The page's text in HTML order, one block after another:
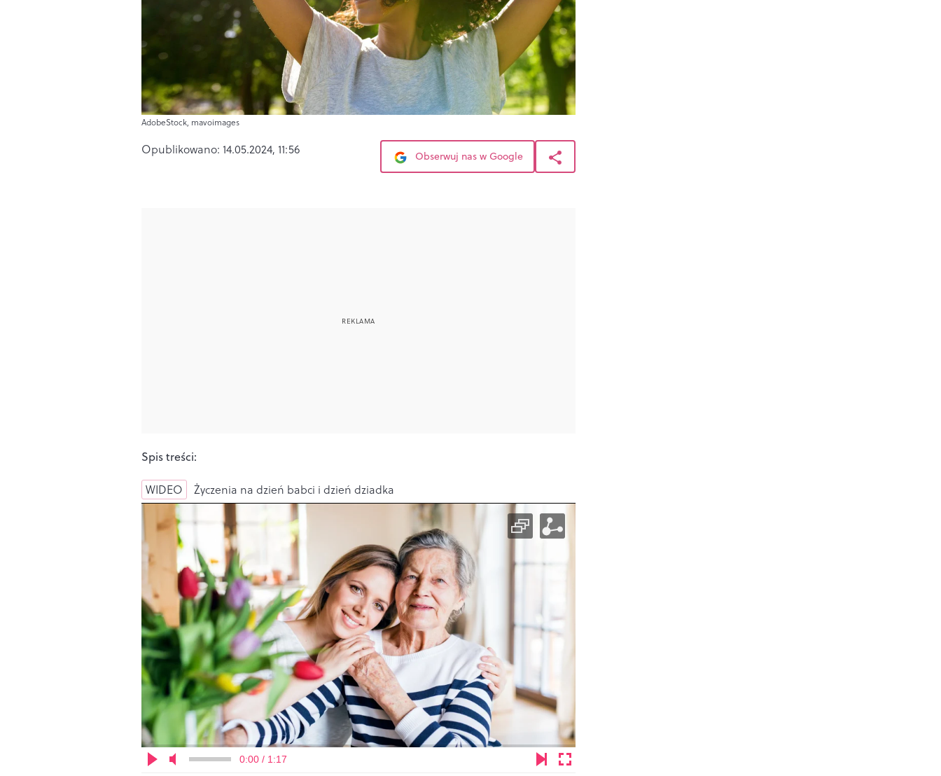
AdobeStock, mavoimages
Opublikowano: 14.05.2024, 11:56 Obserwuj nas w Google
Spis treści:
WIDEO Życzenia na dzień babci i dzień dziadka
0:00 / 1:17